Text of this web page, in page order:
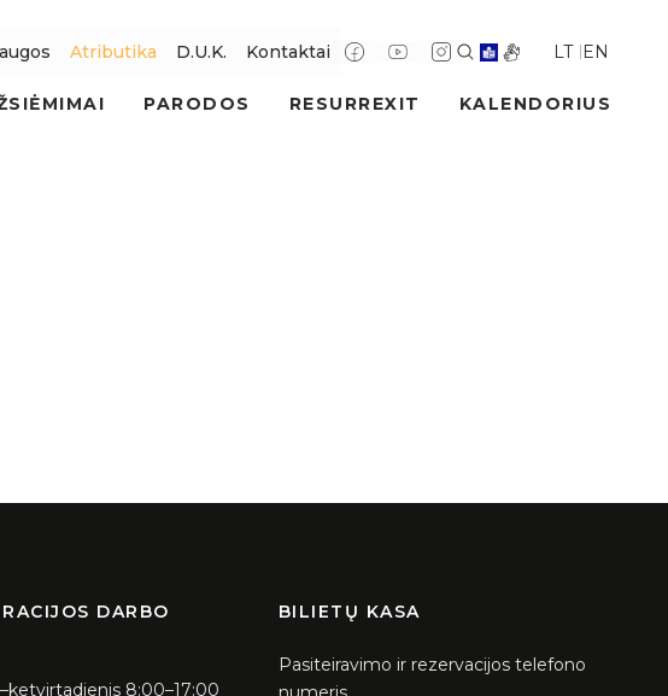
Atributika D.U.K. Kontaktai LT EN
PARODOS RESURREXIT KALENDORIUS
DARBO
8:00–17:00
BILIETŲ KASA
Pasiteiravimo ir rezervacijos telefono